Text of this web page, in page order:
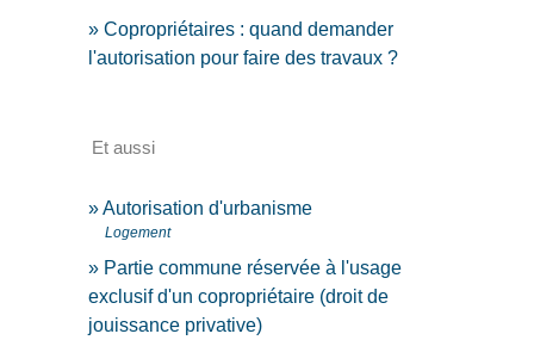
Copropriétaires : quand demander
l'autorisation pour faire des travaux ?
Et aussi
Autorisation d'urbanisme
Logement
Partie commune réservée à l'usage
exclusif d'un copropriétaire (droit de
jouissance privative)